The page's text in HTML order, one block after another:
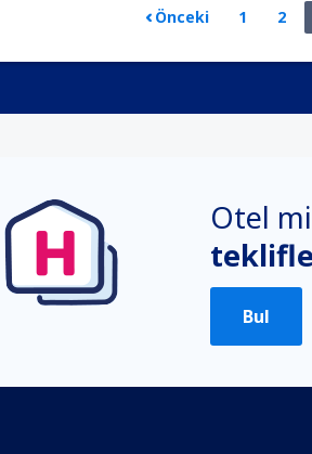
Önceki 1 2
Otel
Bul